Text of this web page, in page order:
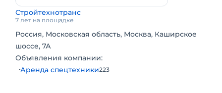
Стройтехнотранс
7 лет на площадке
Россия, Московская область, Москва, Каширское
шоссе, 7А
Объявления компании:
Аренда спецтехники223